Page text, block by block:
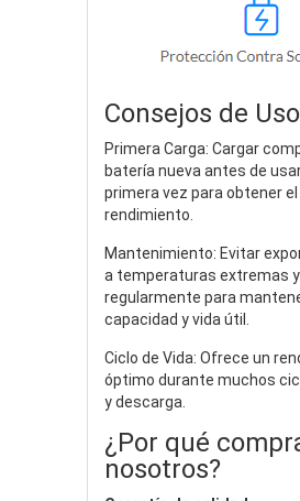
Consejos de
Primera Carga: Cargar
batería nueva antes de
primera vez para obtener
rendimiento.
Mantenimiento: Evitar
a temperaturas extremas
regularmente para
capacidad y vida útil.
Ciclo de Vida: Ofrece un
óptimo durante muchos
y descarga.
¿Por qué
nosotros?